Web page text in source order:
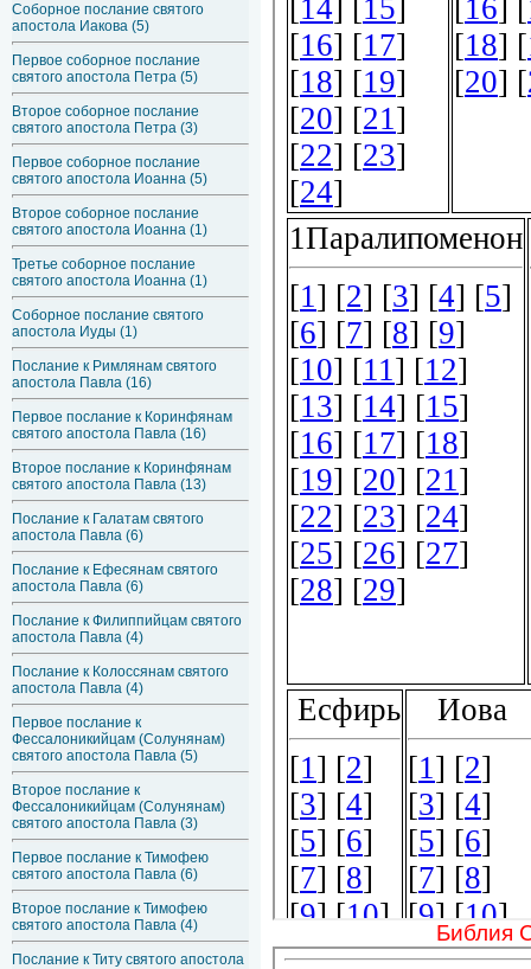
Соборное послание святого
апостола Иакова (5)
Первое соборное послание
святого апостола Петра (5)
Второе соборное послание
святого апостола Петра (3)
Первое соборное послание
святого апостола Иоанна (5)
Второе соборное послание
святого апостола Иоанна (1)
Третье соборное послание
святого апостола Иоанна (1)
Соборное послание святого
апостола Иуды (1)
Послание к Римлянам святого
апостола Павла (16)
Первое послание к Коринфянам
святого апостола Павла (16)
Второе послание к Коринфянам
святого апостола Павла (13)
Послание к Галатам святого
апостола Павла (6)
Послание к Ефесянам святого
апостола Павла (6)
Послание к Филиппийцам святого
апостола Павла (4)
Послание к Колоссянам святого
апостола Павла (4)
Первое послание к
Фессалоникийцам (Солунянам)
святого апостола Павла (5)
Второе послание к
Фессалоникийцам (Солунянам)
святого апостола Павла (3)
Первое послание к Тимофею
святого апостола Павла (6)
Второе послание к Тимофею
святого апостола Павла (4)
Послание к Титу святого апостола
Библия